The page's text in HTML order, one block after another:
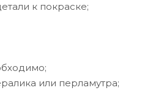
к покраске;
или перламутра;